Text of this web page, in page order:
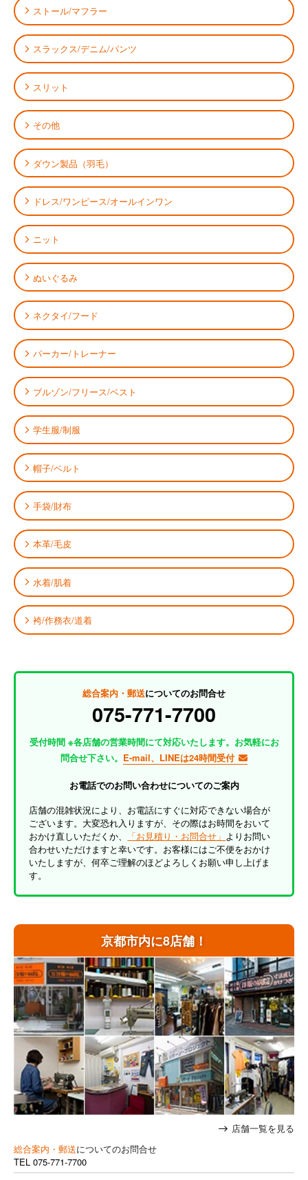
京都市内に8店舗！
店舗一覧を見る
総合案内・郵送についてのお問合せ
TEL 075-771-7700
ストール/マフラー
スラックス/デニム/パンツ
スリット
その他
ダウン製品（羽毛）
ドレス/ワンピース/オールインワン
ニット
ぬいぐるみ
ネクタイ/フード
パーカー/トレーナー
ブルゾン/フリース/ベスト
学生服/制服
帽子/ベルト
手袋/財布
本革/毛皮
水着/肌着
袴/作務衣/道着
総合案内・郵送についてのお問合せ
075-771-7700
受付時間 ※各店舗の営業時間にて対応いたします。お気軽にお
問合せ下さい。 E-mail、LINEは24時間受付
お電話でのお問い合わせについてのご案内
店舗の混雑状況により、お電話にすぐに対応できない場合が
ございます。大変恐れ入りますが、その際はお時間をおいて
おかけ直しいただくか、
「お見積り・お問合せ」 よりお問い
合わせいただけますと幸いです。お客様にはご不便をおかけ
いたしますが、何卒ご理解のほどよろしくお願い申し上げま
す。